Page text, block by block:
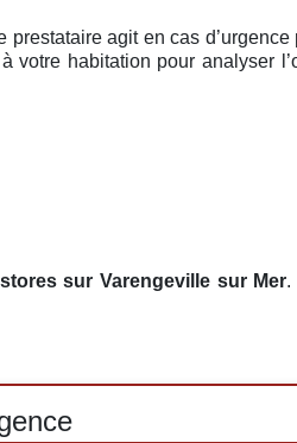
prestataire agit en cas
habitation pour analyser
stores sur Varengeville sur Mer.